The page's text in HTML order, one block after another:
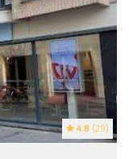
4.8 (29)